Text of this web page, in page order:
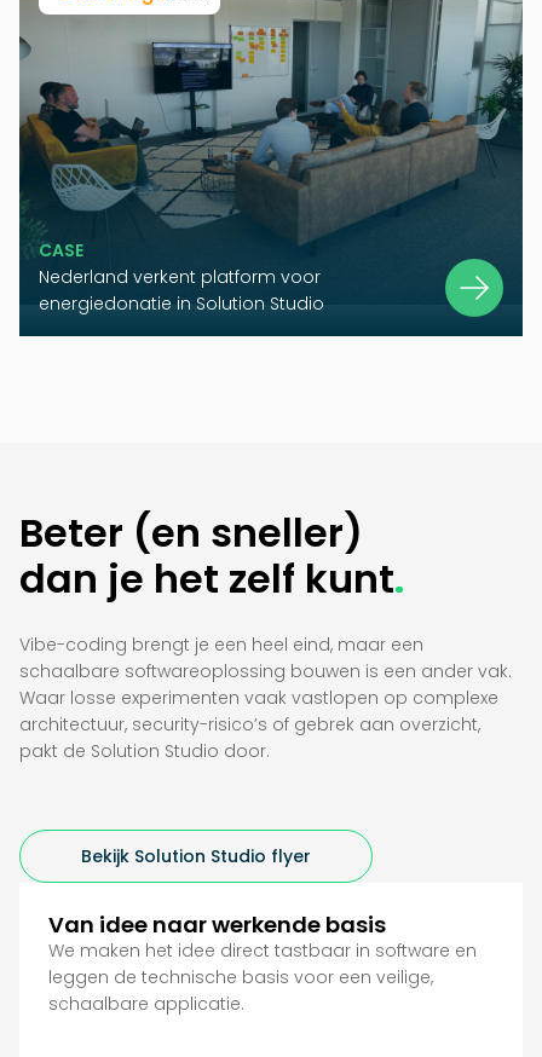
CASE
Nederland verkent platform voor
energiedonatie in Solution Studio
Beter (en sneller)
dan je het zelf kunt.
Vibe-coding brengt je een heel eind, maar een
schaalbare softwareoplossing bouwen is een ander vak.
Waar losse experimenten vaak vastlopen op complexe
architectuur, security-risico’s of gebrek aan overzicht,
pakt de Solution Studio door.
Bekijk Solution Studio flyer
Van idee naar werkende basis
We maken het idee direct tastbaar in software en
leggen de technische basis voor een veilige,
schaalbare applicatie.